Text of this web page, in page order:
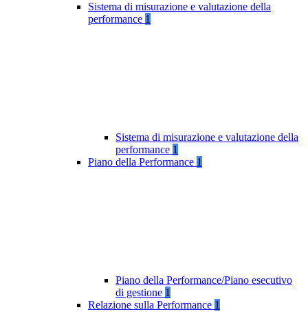
Sistema di misurazione e valutazione della
performance 1
Sistema di misurazione e valutazione della
performance 1
Piano della Performance 1
Piano della Performance/Piano esecutivo
di gestione 1
Relazione sulla Performance 1